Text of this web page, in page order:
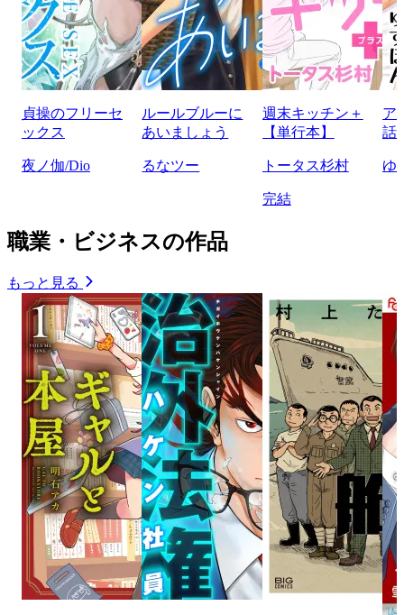
貞操のフリーセ
ックス
夜ノ伽/Dio
ルールブルーに
あいましょう
るなツー
週末キッチン＋
【単行本】
トータス杉村
完結
ア
話
ゆ
職業・ビジネスの作品
もっと見る